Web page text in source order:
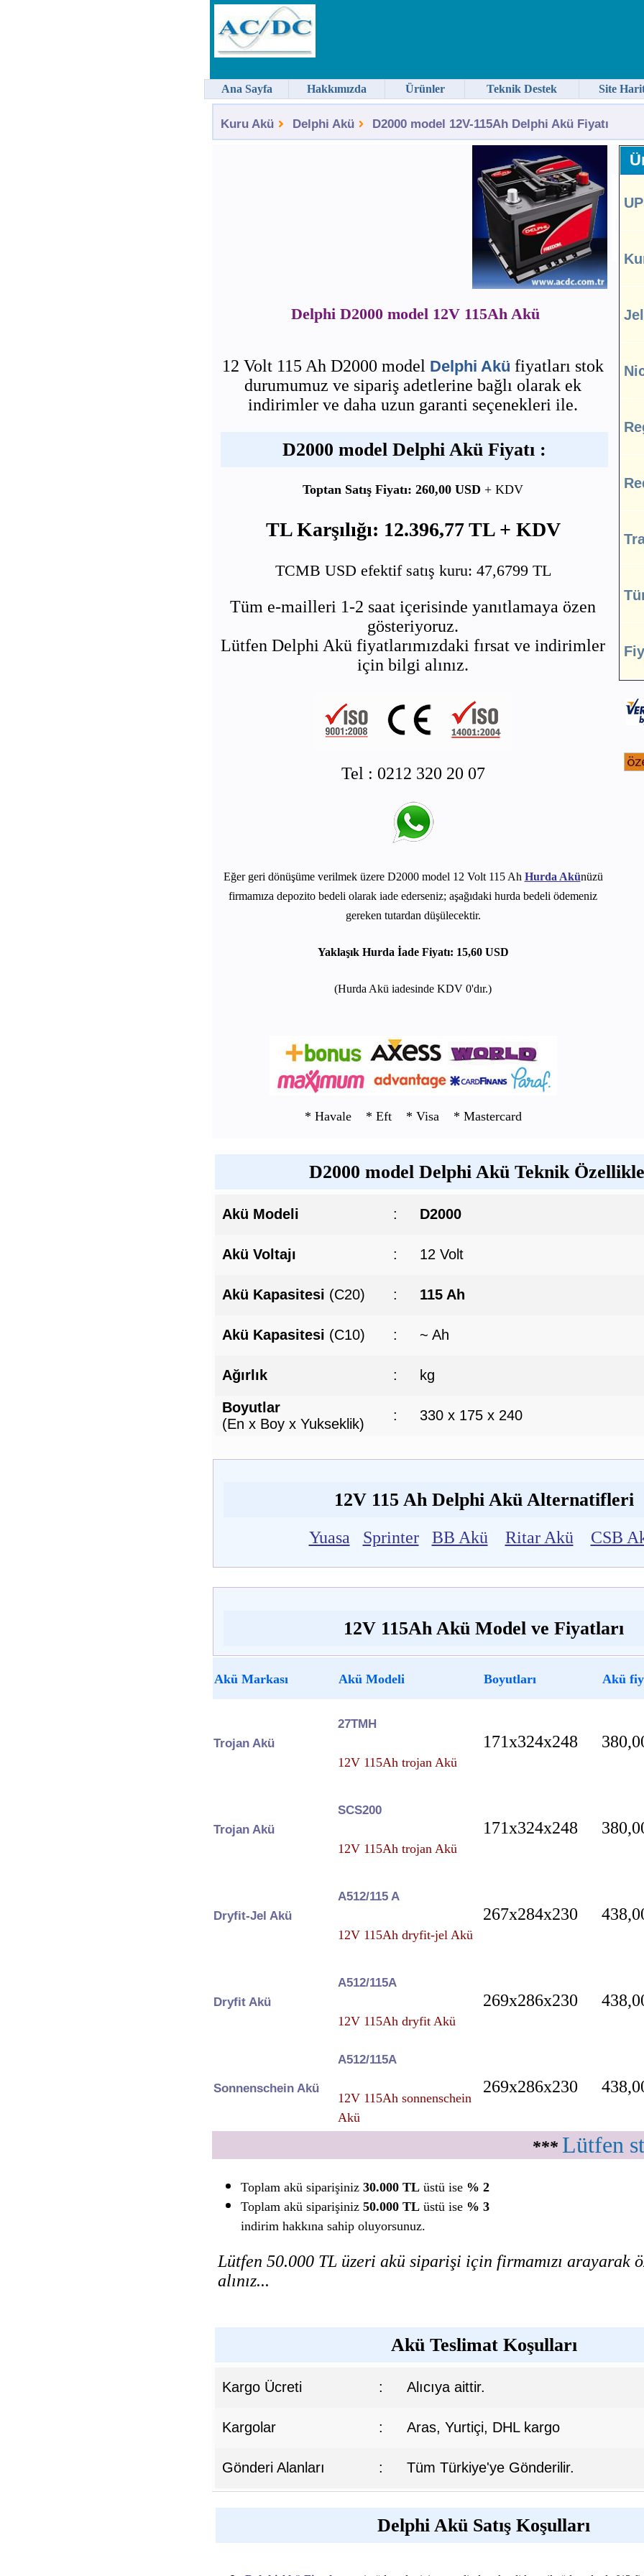
Kuru Akü Delphi Akü D2000 model 12V-115Ah Delphi Akü Fiyatı
Delphi D2000 model 12V 115Ah Akü
12 Volt 115 Ah D2000 model Delphi Akü fiyatları stok
durumumuz ve sipariş adetlerine bağlı olarak ek
indirimler ve daha uzun garanti seçenekleri ile.
D2000 model Delphi Akü Fiyatı :
Toptan Satış Fiyatı: 260,00 USD + KDV
TL Karşılığı: 12.396,77 TL + KDV
TCMB USD efektif satış kuru: 47,6799 TL
Tüm e-mailleri 1-2 saat içerisinde yanıtlamaya özen
gösteriyoruz.
Lütfen Delphi Akü fiyatlarımızdaki fırsat ve indirimler
için bilgi alınız.
Tel : 0212 320 20 07
Eğer geri dönüşüme verilmek üzere D2000 model 12 Volt 115 Ah Hurda Akünüzü
firmamıza depozito bedeli olarak iade ederseniz; aşağıdaki hurda bedeli ödemeniz
gereken tutardan düşülecektir.
Yaklaşık Hurda İade Fiyatı: 15,60 USD
(Hurda Akü iadesinde KDV 0'dır.)
* Havale * Eft * Visa * Mastercard
D2000 model Delphi Akü Teknik
Akü Modeli : D2000
Akü Voltajı : 12 Volt
Akü Kapasitesi (C20) : 115 Ah
Akü Kapasitesi (C10) : ~ Ah
Ağırlık : kg
Boyutlar
(En x Boy x Yukseklik)
: 330 x 175 x 240
12V 115 Ah Delphi Akü Alternatifleri
Yuasa Sprinter BB Akü Ritar Akü CSB
12V 115Ah Akü Model ve Fiyatları
Akü Markası Akü Modeli Boyutları Akü
Trojan Akü
27TMH
12V 115Ah trojan Akü
171x324x248
Trojan Akü
SCS200
12V 115Ah trojan Akü
171x324x248
Dryfit-Jel Akü
A512/115 A
12V 115Ah dryfit-jel Akü
267x284x230
Dryfit Akü
A512/115A
12V 115Ah dryfit Akü
269x286x230
Sonnenschein Akü
A512/115A
12V 115Ah sonnenschein
Akü
269x286x230
*** Lütfen
Toplam akü siparişiniz 30.000 TL üstü ise % 2
Toplam akü siparişiniz 50.000 TL üstü ise % 3
indirim hakkına sahip oluyorsunuz.
Lütfen 50.000 TL üzeri akü siparişi için firmamızı arayarak
alınız...
Akü Teslimat Koşulları
Kargo Ücreti : Alıcıya aittir.
Kargolar : Aras, Yurtiçi, DHL kargo
Gönderi Alanları : Tüm Türkiye'ye Gönderilir.
Delphi Akü Satış Koşulları
Ana Sayfa Hakkımızda Ürünler Teknik Destek Site